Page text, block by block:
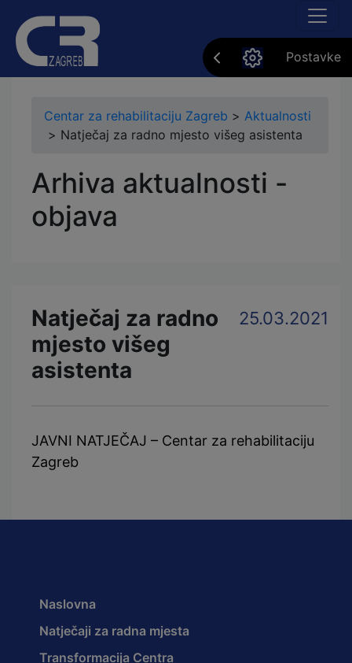
Postavke
Centar za rehabilitaciju Zagreb > Aktualnosti
> Natječaj za radno mjesto višeg asistenta
Arhiva aktualnosti -
objava
Natječaj za radno
mjesto višeg
asistenta
25.03.2021
JAVNI NATJEČAJ – Centar za rehabilitaciju
Zagreb
Naslovna
Natječaji za radna mjesta
Transformacija Centra